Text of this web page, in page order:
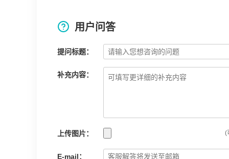
用户问答
提问标题：
补充内容：
上传图片： (
E-mail：